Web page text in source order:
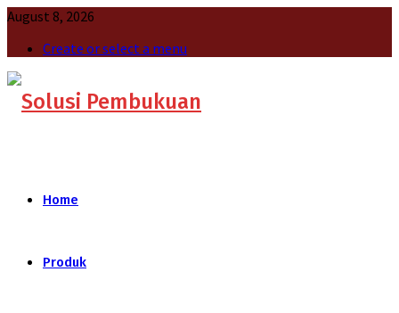
August 8, 2026
Create or select a menu
Home
Produk